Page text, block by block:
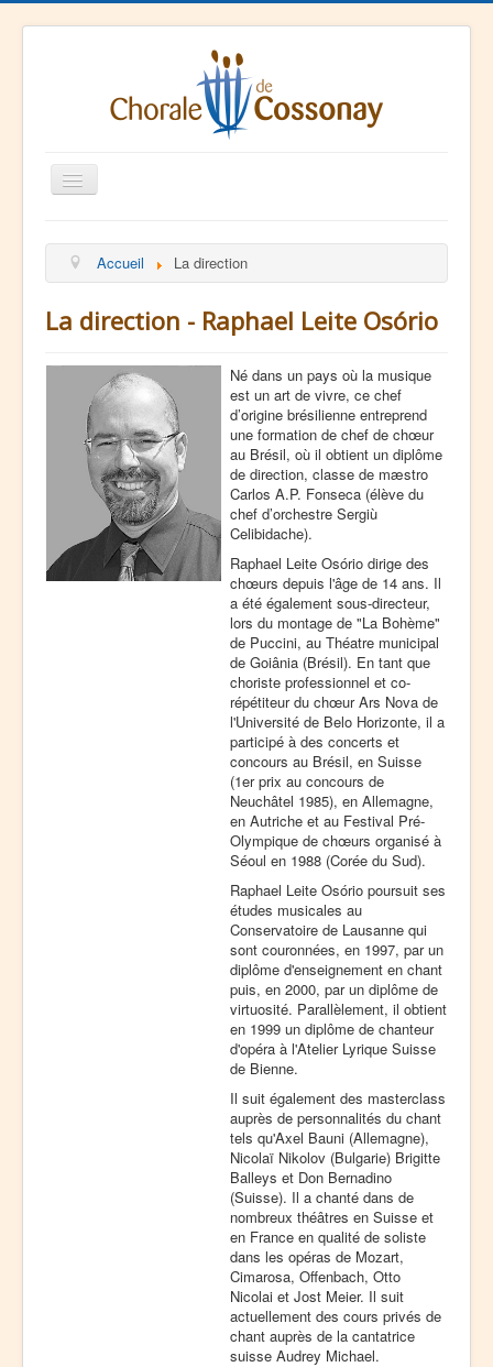
Basculer
la
Agenda
Ressources
Accueil La direction
La direction - Raphael Leite Osório
Né dans un pays où la musique
est un art de vivre, ce chef
d’origine brésilienne entreprend
une formation de chef de chœur
au Brésil, où il obtient un diplôme
de direction, classe de mæstro
Carlos A.P. Fonseca (élève du
chef d’orchestre Sergiù
Celibidache).
Raphael Leite Osório dirige des
chœurs depuis l'âge de 14 ans. Il
a été également sous-directeur,
lors du montage de "La Bohème"
de Puccini, au Théatre municipal
de Goiânia (Brésil). En tant que
choriste professionnel et co-
répétiteur du chœur Ars Nova de
l'Université de Belo Horizonte, il a
participé à des concerts et
concours au Brésil, en Suisse
(1er prix au concours de
Neuchâtel 1985), en Allemagne,
en Autriche et au Festival Pré-
Olympique de chœurs organisé à
Séoul en 1988 (Corée du Sud).
Raphael Leite Osório poursuit ses
études musicales au
Conservatoire de Lausanne qui
sont couronnées, en 1997, par un
diplôme d'enseignement en chant
puis, en 2000, par un diplôme de
virtuosité. Parallèlement, il obtient
en 1999 un diplôme de chanteur
d'opéra à l'Atelier Lyrique Suisse
de Bienne.
Il suit également des masterclass
auprès de personnalités du chant
tels qu'Axel Bauni (Allemagne),
Nicolaï Nikolov (Bulgarie) Brigitte
Balleys et Don Bernadino
(Suisse). Il a chanté dans de
nombreux théâtres en Suisse et
en France en qualité de soliste
dans les opéras de Mozart,
Cimarosa, Offenbach, Otto
Nicolai et Jost Meier. Il suit
actuellement des cours privés de
chant auprès de la cantatrice
suisse Audrey Michael.